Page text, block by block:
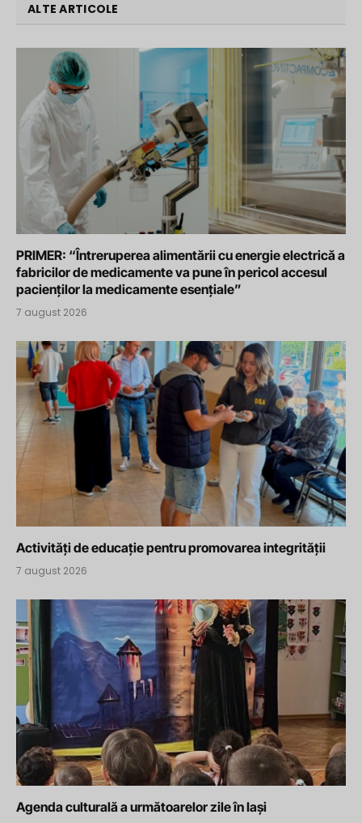
ALTE ARTICOLE
PRIMER: “Întreruperea alimentării cu energie electrică a
fabricilor de medicamente va pune în pericol accesul
pacienților la medicamente esențiale”
7 august 2026
Activități de educație pentru promovarea integrității
7 august 2026
Agenda culturală a următoarelor zile în Iași